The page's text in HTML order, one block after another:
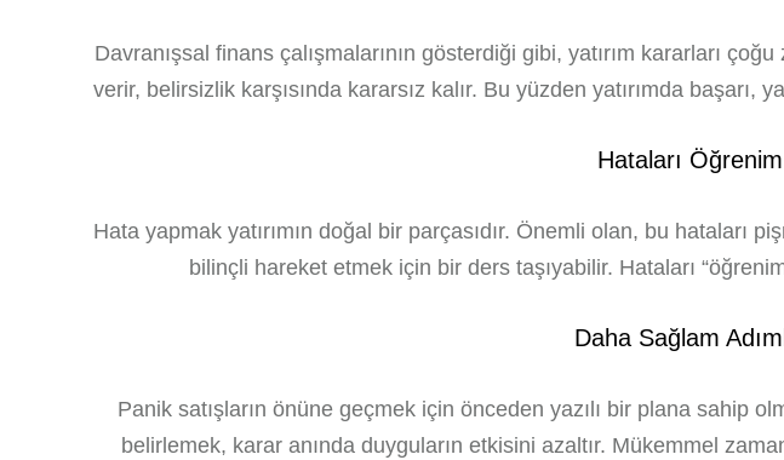
Davranışsal finans çalışmalarının gösterdiği gibi, yatırım kararları
verir, belirsizlik karşısında kararsız kalır. Bu yüzden yatırımda başarı,
Hataları
Hata yapmak yatırımın doğal bir parçasıdır. Önemli olan, bu hataları
bilinçli hareket etmek için bir ders taşıyabilir. Hataları
Daha Sağlam
Panik satışların önüne geçmek için önceden yazılı bir plana sahip
belirlemek, karar anında duyguların etkisini azaltır. Mükemmel